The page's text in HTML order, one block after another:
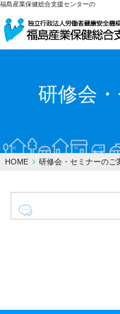
福島産業保健総合支援センターの
研修会
HOME 研修会・セミナーのご